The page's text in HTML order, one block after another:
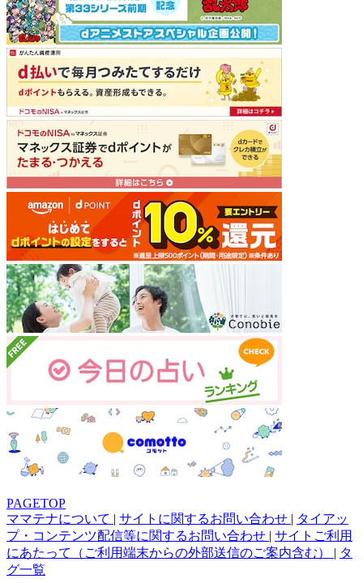
PAGETOP
ママテナについて | サイトに関するお問い合わせ | タイアッ
プ・コンテンツ配信等に関するお問い合わせ | サイトご利用
にあたって（ご利用端末からの外部送信のご案内含む） | タ
グ一覧